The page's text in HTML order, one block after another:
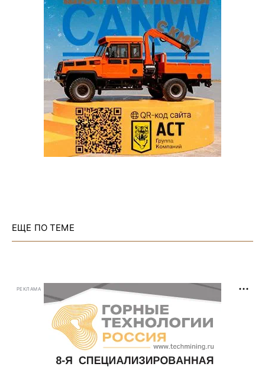
ЕЩЕ ПО ТЕМЕ
РЕКЛАМА